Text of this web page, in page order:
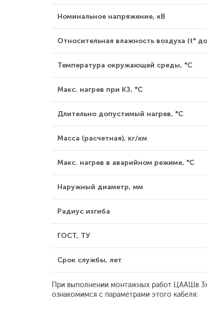
Номинальное напряжение, кВ
Относительная влажность воздуха (t°
Температура окружающей среды, °С
Макс. нагрев при КЗ, °С
Длительно допустимый нагрев, °С
Масса (расчетная), кг/км
Макс. нагрев в аварийном режиме, °С
Наружный диаметр, мм
Радиус изгиба
ГОСТ, ТУ
Срок службы, лет
При выполнении монтажных работ ЦААШв
ознакомимся с параметрами этого кабеля: